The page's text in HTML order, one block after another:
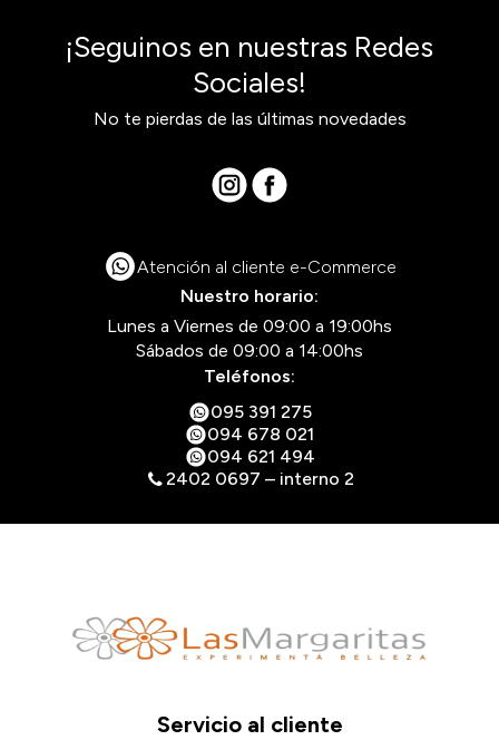
¡Seguinos en nuestras Redes
Sociales!
No te pierdas de las últimas novedades
Atención al cliente e-Commerce
Nuestro horario:
Lunes a Viernes de 09:00 a 19:00hs
Sábados de 09:00 a 14:00hs
Teléfonos:
095 391 275
094 678 021
094 621 494
2402 0697 – interno 2
Servicio al cliente